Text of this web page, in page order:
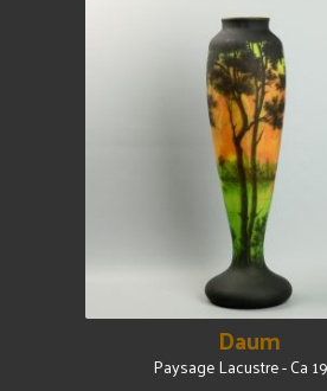
Daum
Paysage Lacustre - Ca